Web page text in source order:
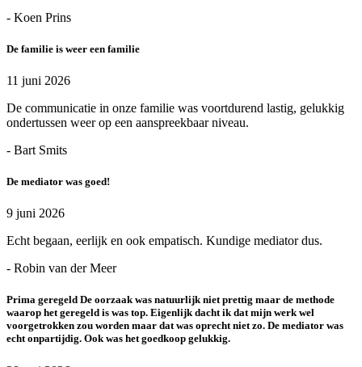
- Koen Prins
De familie is weer een familie
11 juni 2026
De communicatie in onze familie was voortdurend lastig, gelukkig
ondertussen weer op een aanspreekbaar niveau.
- Bart Smits
De mediator was goed!
9 juni 2026
Echt begaan, eerlijk en ook empatisch. Kundige mediator dus.
- Robin van der Meer
Prima geregeld De oorzaak was natuurlijk niet prettig maar de methode
waarop het geregeld is was top. Eigenlijk dacht ik dat mijn werk wel
voorgetrokken zou worden maar dat was oprecht niet zo. De mediator was
echt onpartijdig. Ook was het goedkoop gelukkig.